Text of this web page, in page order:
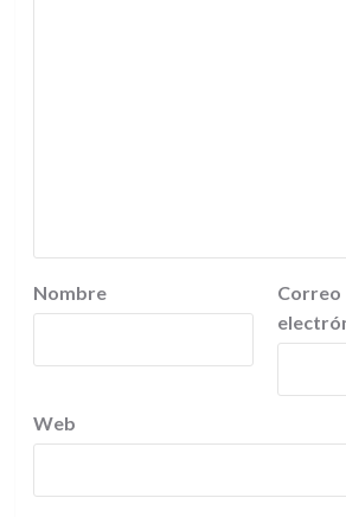
Nombre
Correo
Web